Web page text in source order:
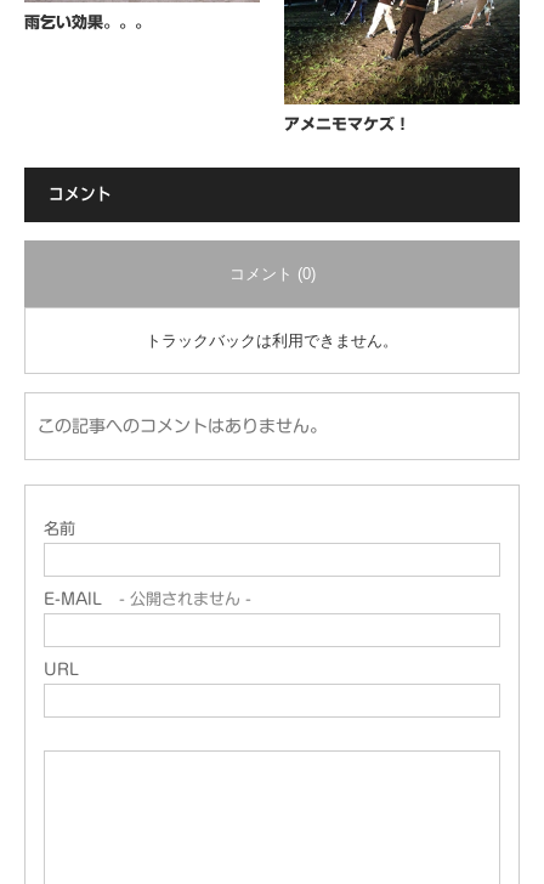
雨乞い効果。。。
アメニモマケズ！
コメント
コメント (0)
トラックバックは利用できません。
この記事へのコメントはありません。
名前
E-MAIL - 公開されません -
URL